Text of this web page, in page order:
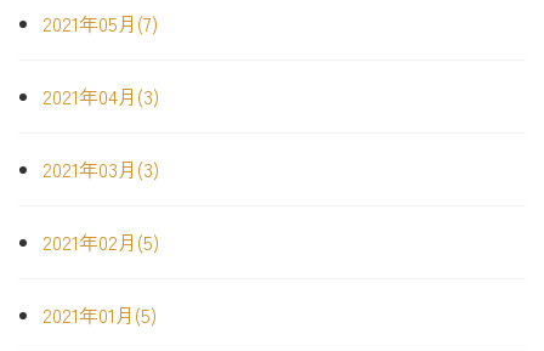
2021年05月(7)
2021年04月(3)
2021年03月(3)
2021年02月(5)
2021年01月(5)